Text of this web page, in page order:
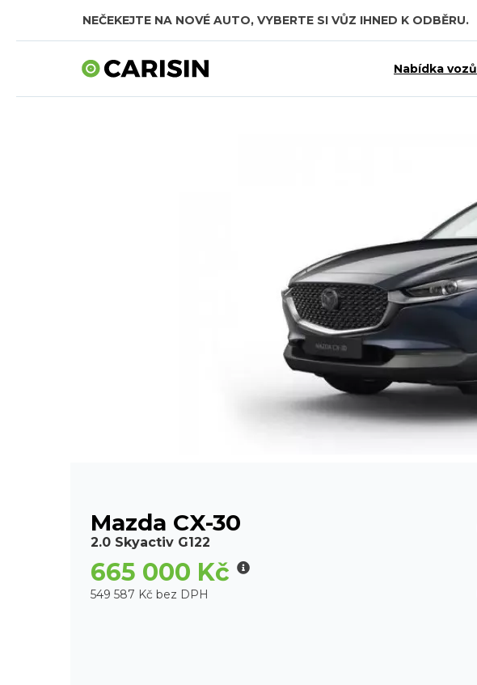
NEČEKEJTE NA NOVÉ AUTO, VYBERTE SI VŮZ IHNED K ODBĚRU.
SKLADOVÁ AUTA V CELKOVÉ HODNOTĚ TÉMĚŘ 7,5 MILIARDY KČ.
Nabídka vozů
Mazda CX-30
2.0 Skyactiv G122
665 000 Kč
549 587 Kč bez DPH